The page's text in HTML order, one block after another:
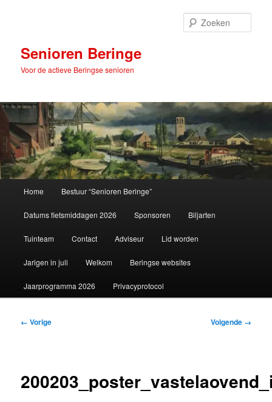
inhoudSenioren Beringe
Voor de actieve Beringse senioren
Home Bestuur “Senioren Beringe”
Datums fietsmiddagen 2026 Sponsoren Biljarten
Tuinteam Contact Adviseur Lid worden
Jarigen in juli Welkom Beringse websites
Jaarprogramma 2026 Privacyprotocol
Afbeeldingsnavigatie
← Vorige Volgende →